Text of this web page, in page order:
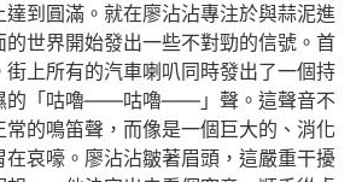
到圓滿。就在廖沾沾專注於與蒜泥進
世界開始發出一些不對勁的信號。首
街上所有的汽車喇叭同時發出了一個持
的「咕嚕——咕嚕——」聲。這聲音不
的鳴笛聲，而像是一個巨大的、消化
在哀嚎。廖沾沾皺著眉頭，這嚴重干擾